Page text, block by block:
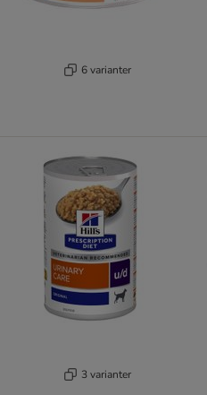
6 varianter
3 varianter